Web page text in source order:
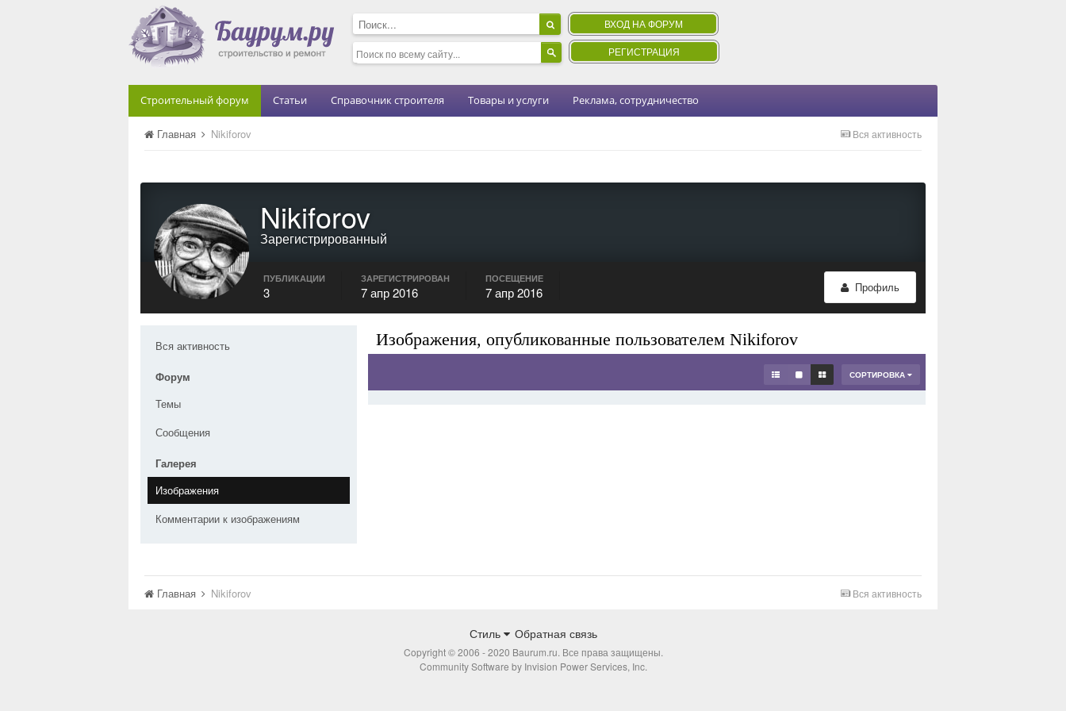
ВХОД НА ФОРУМ
РЕГИСТРАЦИЯ
Строительный форум Статьи Справочник строителя Товары и услуги Реклама, сотрудничество
Вся активность
Главная Nikiforov
Nikiforov
Зарегистрированный
Профиль
ПУБЛИКАЦИИ
3
ЗАРЕГИСТРИРОВАН
7 апр 2016
ПОСЕЩЕНИЕ
7 апр 2016
Вся активность
Форум
Темы
Сообщения
Галерея
Изображения
Комментарии к изображениям
Изображения, опубликованные пользователем Nikiforov
СОРТИРОВКА
Вся активность
Главная Nikiforov
Стиль Обратная связь
Copyright © 2006 - 2020 Baurum.ru. Все права защищены.
Community Software by Invision Power Services, Inc.